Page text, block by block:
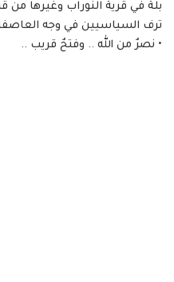
بلة في قرية النوراب وغيرها من
ترف السياسيين في وجه
• نصرٌ من الله .. وفتحٌ قريب ..